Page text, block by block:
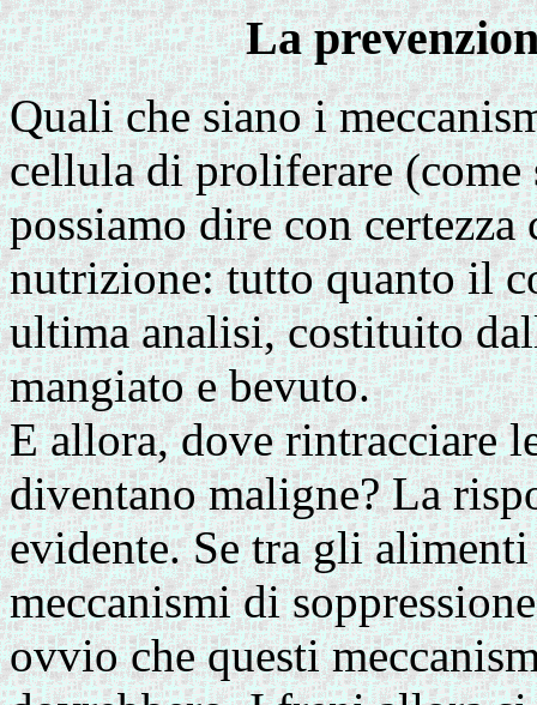
La
Quali che siano i
cellula di proliferare (come
possiamo dire con
nutrizione: tutto quanto il
ultima analisi, costituito
mangiato e bevuto.
E allora, dove rintracciare
diventano maligne? La
evidente. Se tra gli
meccanismi di
ovvio che questi